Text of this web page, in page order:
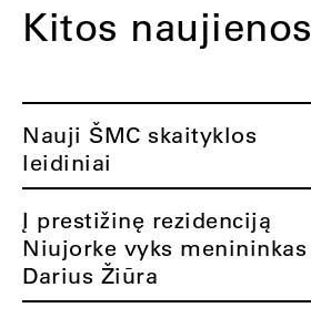
Kitos naujienos
Nauji ŠMC skaityklos
leidiniai
Į prestižinę rezidenciją
Niujorke vyks menininkas
Darius Žiūra